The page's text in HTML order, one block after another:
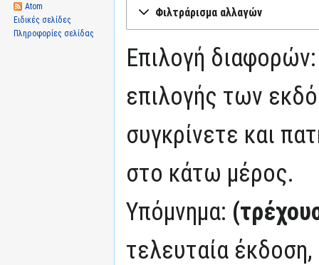
στην
στην
Φιλτράρισμα αλλαγών
Επιλογή
επιλογής των
συγκρίνετε και
στο κάτω μέρος.
Υπόμνημα:
τελευταία έκδοση,
Atom
Ειδικές σελίδες
Πληροφορίες σελίδας